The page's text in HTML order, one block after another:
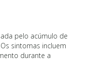
pelo acúmulo de
sintomas incluem
durante a